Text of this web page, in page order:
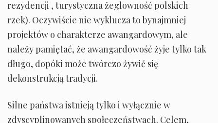
rezydencji , turystyczna żeglowność polskich
rzek). Oczywiście nie wyklucza to bynajmniej
projektów o charakterze awangardowym, ale
należy pamiętać, że awangardowość żyje tylko tak
długo, dopóki może twórczo żywić się
dekonstrukcją tradycji.
Silne państwa istnieją tylko i wyłącznie w
zdyscyplinowanych społeczeństwach. Celem,